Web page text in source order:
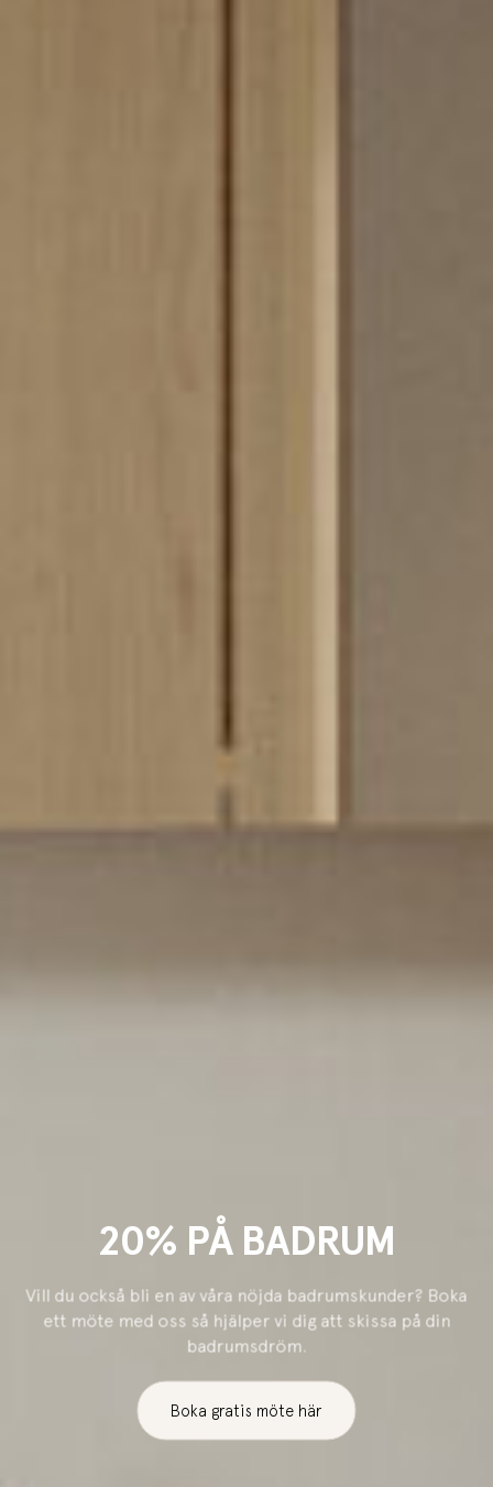
20% PÅ BADRUM
Vill du också bli en av våra nöjda badrumskunder? Boka
ett möte med oss så hjälper vi dig att skissa på din
badrumsdröm.
Boka gratis möte här